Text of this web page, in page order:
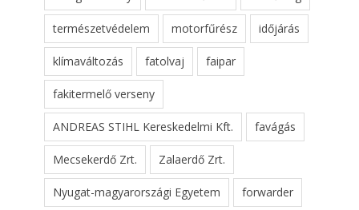
természetvédelem motorfűrész időjárás
klímaváltozás fatolvaj faipar
fakitermelő verseny
ANDREAS STIHL Kereskedelmi Kft. favágás
Mecsekerdő Zrt. Zalaerdő Zrt.
Nyugat-magyarországi Egyetem forwarder